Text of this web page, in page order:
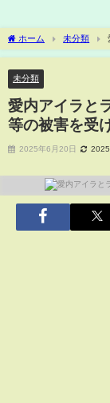
ホーム 未分類
受けました
未分類
愛内アイラと
等の被害を受
2025年6月20日 2025